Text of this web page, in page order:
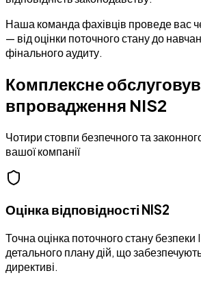
Наша команда фахівців проведе вас
— від оцінки поточного стану до
фінального аудиту.
Комплексне
впровадження NIS2
Чотири стовпи безпечного та
вашої компанії
Оцінка відповідності NIS2
Точна оцінка поточного стану безпеки
детального плану дій, що забезпечують
директиві.